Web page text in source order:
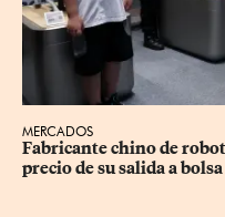
MERCADOS
Fabricante chino de
precio de su salida a bolsa